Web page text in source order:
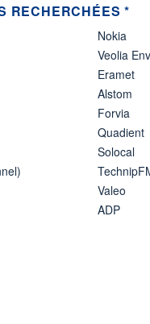
RECHERCHÉES *
Nokia
Veolia
Eramet
Alstom
Forvia
Quadient
Solocal
Valeo
ADP